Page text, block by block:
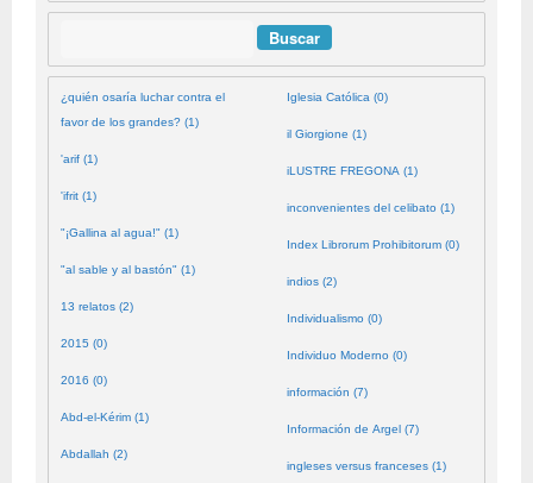
¿quién osaría luchar contra el
favor de los grandes? (1)
'arif (1)
'ifrit (1)
"¡Gallina al agua!" (1)
"al sable y al bastón" (1)
13 relatos (2)
2015 (0)
2016 (0)
Abd-el-Kérim (1)
Abdallah (2)
Iglesia Católica (0)
il Giorgione (1)
iLUSTRE FREGONA (1)
inconvenientes del celibato (1)
Index Librorum Prohibitorum (0)
indios (2)
Individualismo (0)
Individuo Moderno (0)
información (7)
Información de Argel (7)
ingleses versus franceses (1)